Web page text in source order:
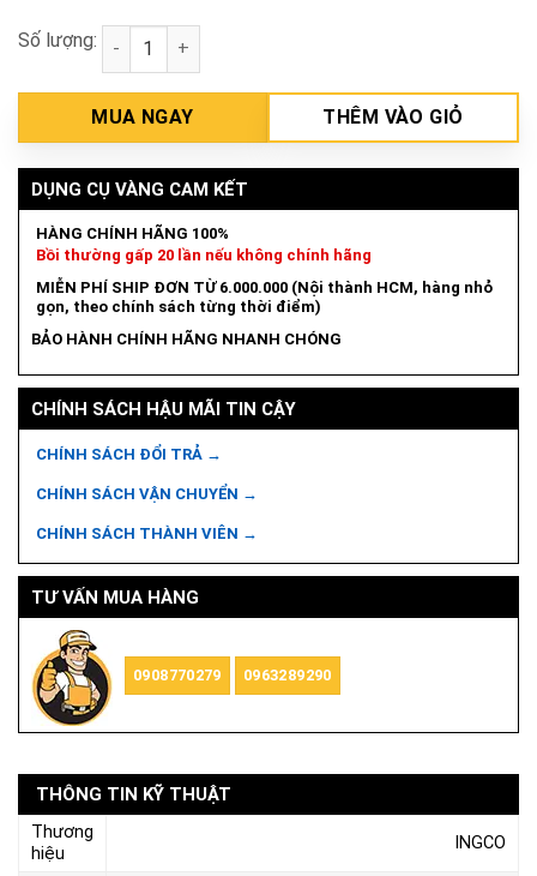
Số lượng: Bộ 16 mũi khoan kim loại, bắt vít INGCO
MUA NGAY THÊM VÀO GIỎ
DỤNG CỤ VÀNG CAM KẾT
HÀNG CHÍNH HÃNG 100%
Bồi thường gấp 20 lần nếu không chính hãng
MIỄN PHÍ SHIP ĐƠN TỪ 6.000.000 (Nội thành HCM, hàng nhỏ
gọn, theo chính sách từng thời điểm)
BẢO HÀNH CHÍNH HÃNG NHANH CHÓNG
CHÍNH SÁCH HẬU MÃI TIN CẬY
CHÍNH SÁCH ĐỔI TRẢ →
CHÍNH SÁCH VẬN CHUYỂN →
CHÍNH SÁCH THÀNH VIÊN →
TƯ VẤN MUA HÀNG
0908770279 0963289290
THÔNG TIN KỸ THUẬT
Thương
hiệu
INGCO